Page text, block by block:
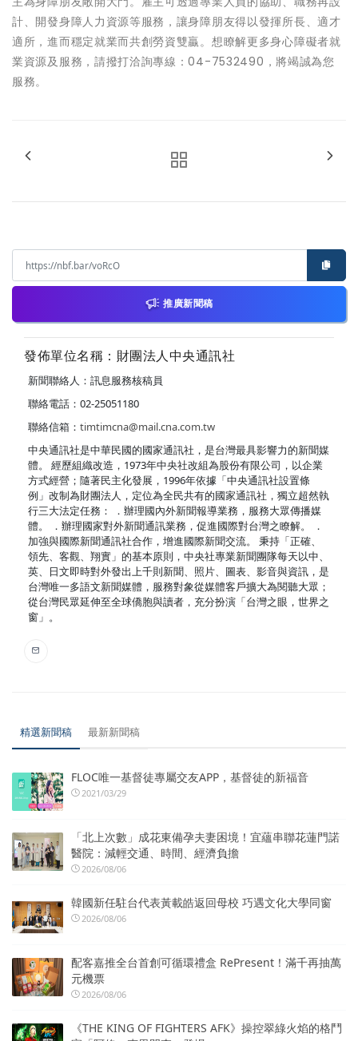
計、開發身障人力資源等服務，讓身障朋友得以發揮所長、適才
適所，進而穩定就業而共創勞資雙贏。想瞭解更多身心障礙者就
業資源及服務，請撥打洽詢專線：04-7532490，將竭誠為您
服務。
推廣新聞稿
發佈單位名稱：財團法人中央通訊社
新聞聯絡人：訊息服務核稿員
聯絡電話：02-25051180
聯絡信箱： timtimcna@mail.cna.com.tw
中央通訊社是中華民國的國家通訊社，是台灣最具影響力的新聞媒
體。 經歷組織改造，1973年中央社改組為股份有限公司，以企業
方式經營；隨著民主化發展，1996年依據「中央通訊社設置條
例」改制為財團法人，定位為全民共有的國家通訊社，獨立超然執
行三大法定任務： ．辦理國內外新聞報導業務，服務大眾傳播媒
體。 ．辦理國家對外新聞通訊業務，促進國際對台灣之瞭解。 ．
加強與國際新聞通訊社合作，增進國際新聞交流。 秉持「正確、
領先、客觀、翔實」的基本原則，中央社專業新聞團隊每天以中、
英、日文即時對外發出上千則新聞、照片、圖表、影音與資訊，是
台灣唯一多語文新聞媒體，服務對象從媒體客戶擴大為閱聽大眾；
從台灣民眾延伸至全球僑胞與讀者，充分扮演「台灣之眼，世界之
窗」。
精選新聞稿 最新新聞稿
FLOC唯一基督徒專屬交友APP，基督徒的新福音
2021/03/29
「北上次數」成花東備孕夫妻困境！宜蘊串聯花蓮門諾
醫院：減輕交通、時間、經濟負擔
2026/08/06
韓國新任駐台代表黃載皓返回母校 巧遇文化大學同窗
2026/08/06
配客嘉推全台首創可循環禮盒 RePresent！滿千再抽萬
元機票
2026/08/06
《THE KING OF FIGHTERS AFK》操控翠綠火焰的格鬥